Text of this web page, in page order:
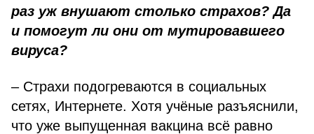
раз уж внушают столько страхов? Да
и помогут ли они от мутировавшего
вируса?
– Страхи подогреваются в социальных
сетях, Интернете. Хотя учёные разъяснили,
что уже выпущенная вакцина всё равно